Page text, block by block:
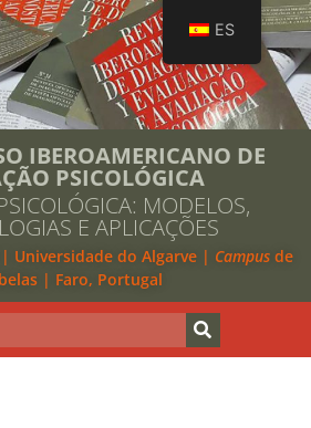
IBEROAMERICANO DE
PSICOLÓGICA
MODELOS,
E APLICAÇÕES
Universidade do Algarve | Campus de
| Faro, Portugal
ES